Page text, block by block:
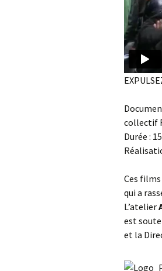
collectif
Durée :
Ces
qui a
L’atelier
est
et la